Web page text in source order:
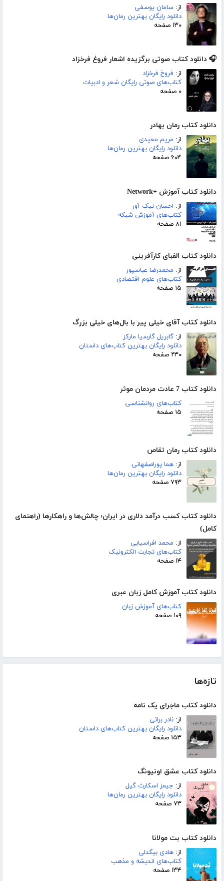
از: سامان یوسفی
دانلود رایگان بهترین رمان‌ها
۱۳۰ صفحه
🎧 دانلود کتاب صوتی برگزیده اشعار فروغ فرخزاد
از: فروخ فرخزاد
کتاب‌های صوتی رایگان شعر و ادبیات
۰ صفحه
دانلود کتاب رمان بهادر
از: مریم معیدی
دانلود رایگان بهترین رمان‌ها
۶۰۴ صفحه
دانلود کتاب آموزش +Network
از: احسان نیک آور
کتاب‌های آموزش شبکه
۸۱ صفحه
دانلود کتاب الفبای کارآفرینی
از: محمدرضا عباسپور
کتاب‌های علوم اقتصادی
۱۵ صفحه
دانلود کتاب آقای خیلی پیر با بال‌‌های خیلی بزرگ
از: گابریل گارسیا مارکز
دانلود رایگان بهترین کتاب‌های داستان
۲۳۰ صفحه
دانلود کتاب 7 عادت مردمان موثر
کتاب‌های روانشناسی
۱۵ صفحه
دانلود کتاب رمان تقاص
از: هما پوراصفهانی
دانلود رایگان بهترین رمان‌ها
۷۹۳ صفحه
دانلود کتاب کسب درآمد دلاری در ایران؛ چالش‌ها و راهکارها (راهنمای
کامل)
از: محمد افراسیابی
کتاب‌های تجارت الکترونیک
۱۴ صفحه
دانلود کتاب آموزش کامل زبان عبری
کتاب‌های آموزش زبان
۱۰۹ صفحه
تازه‌ها
دانلود کتاب ماجرای یک نامه
از: نادر براتی
دانلود رایگان بهترین کتاب‌های داستان
۱۵۳ صفحه
دانلود کتاب عشق اونیونگ
از: جیمز اسکارث گیل
دانلود رایگان بهترین رمان‌ها
۷۳ صفحه
دانلود کتاب بت مولانا
از: هادی بیگدلی
کتاب‌های اندیشه و مذهب
۱۳۴ صفحه